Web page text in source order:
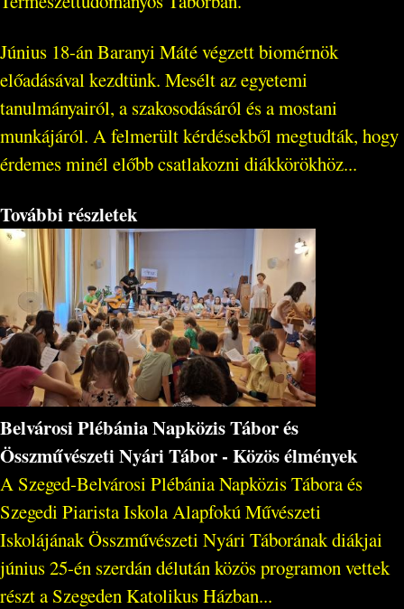
Június 18-án Baranyi Máté végzett biomérnök
előadásával kezdtünk. Mesélt az egyetemi
tanulmányairól, a szakosodásáról és a mostani
munkájáról. A felmerült kérdésekből megtudták, hogy
érdemes minél előbb csatlakozni diákkörökhöz...
További részletek
Belvárosi Plébánia Napközis Tábor és
Összművészeti Nyári Tábor - Közös élmények
A Szeged-Belvárosi Plébánia Napközis Tábora és
Szegedi Piarista Iskola Alapfokú Művészeti
Iskolájának Összművészeti Nyári Táborának diákjai
június 25-én szerdán délután közös programon vettek
részt a Szegeden Katolikus Házban...